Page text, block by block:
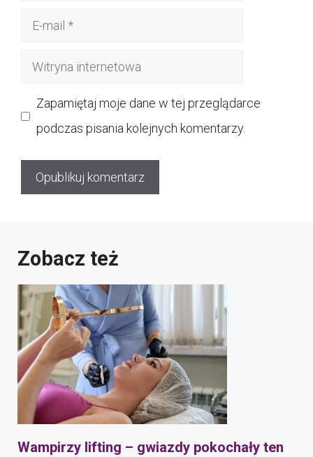
Witryna
Zapamiętaj moje dane w tej przeglądarce
podczas pisania kolejnych komentarzy.
Zobacz też
Wampirzy lifting – gwiazdy pokochały ten